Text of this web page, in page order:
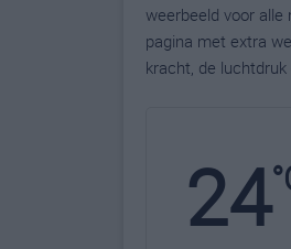
weerbeeld voor alle
pagina met extra
kracht, de
24